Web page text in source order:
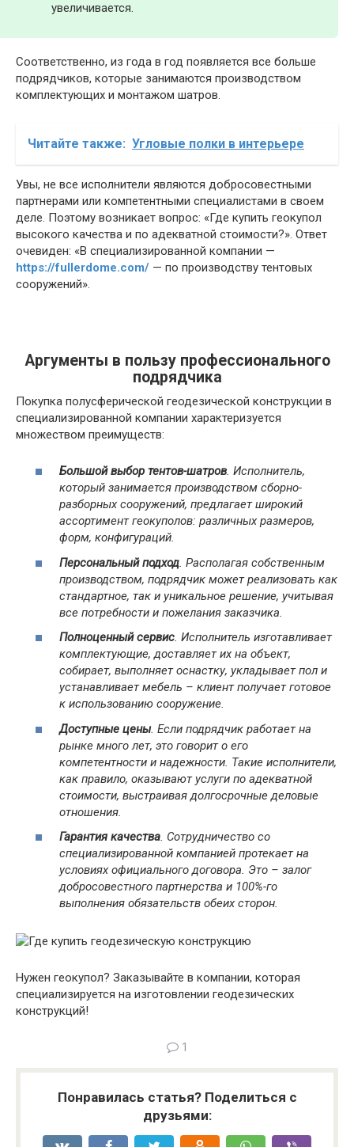
увеличивается.
Соответственно, из года в год появляется все больше
подрядчиков, которые занимаются производством
комплектующих и монтажом шатров.
Читайте также: Угловые полки в интерьере
Увы, не все исполнители являются добросовестными
партнерами или компетентными специалистами в своем
деле. Поэтому возникает вопрос: «Где купить геокупол
высокого качества и по адекватной стоимости?». Ответ
очевиден: «В специализированной компании —
https://fullerdome.com/ — по производству тентовых
сооружений».
Аргументы в пользу профессионального
подрядчика
Покупка полусферической геодезической конструкции в
специализированной компании характеризуется
множеством преимуществ:
Большой выбор тентов-шатров. Исполнитель,
который занимается производством сборно-
разборных сооружений, предлагает широкий
ассортимент геокуполов: различных размеров,
форм, конфигураций.
Персональный подход. Располагая собственным
производством, подрядчик может реализовать как
стандартное, так и уникальное решение, учитывая
все потребности и пожелания заказчика.
Полноценный сервис. Исполнитель изготавливает
комплектующие, доставляет их на объект,
собирает, выполняет оснастку, укладывает пол и
устанавливает мебель – клиент получает готовое
к использованию сооружение.
Доступные цены. Если подрядчик работает на
рынке много лет, это говорит о его
компетентности и надежности. Такие исполнители,
как правило, оказывают услуги по адекватной
стоимости, выстраивая долгосрочные деловые
отношения.
Гарантия качества. Сотрудничество со
специализированной компанией протекает на
условиях официального договора. Это – залог
добросовестного партнерства и 100%-го
выполнения обязательств обеих сторон.
Нужен геокупол? Заказывайте в компании, которая
специализируется на изготовлении геодезических
конструкций!
1
Понравилась статья? Поделиться с
друзьями: